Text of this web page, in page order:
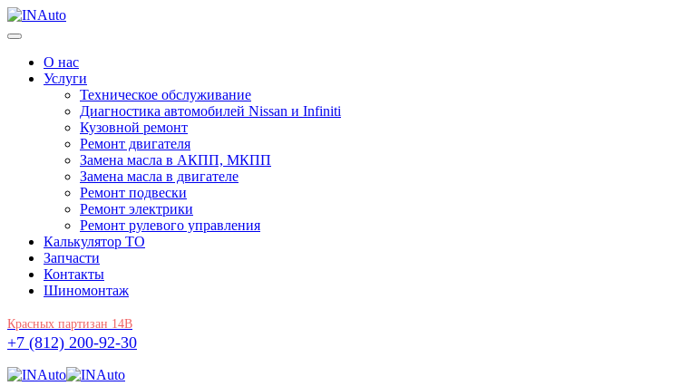
О нас
Услуги
Техническое обслуживание
Диагностика автомобилей Nissan и Infiniti
Кузовной ремонт
Ремонт двигателя
Замена масла в АКПП, МКПП
Замена масла в двигателе
Ремонт подвески
Ремонт электрики
Ремонт рулевого управления
Калькулятор ТО
Запчасти
Контакты
Шиномонтаж
Красных партизан 14В
+7 (812) 200-92-30